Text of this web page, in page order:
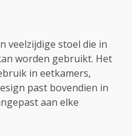
veelzijdige stoel die in
worden gebruikt. Het
in eetkamers,
past bovendien in
aan elke